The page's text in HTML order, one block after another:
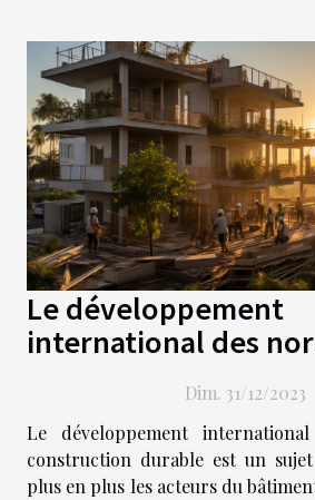
Le développement
international des
construction durable
Dim. 31/12/2023
Le développement
construction durable est un
plus en plus les acteurs du